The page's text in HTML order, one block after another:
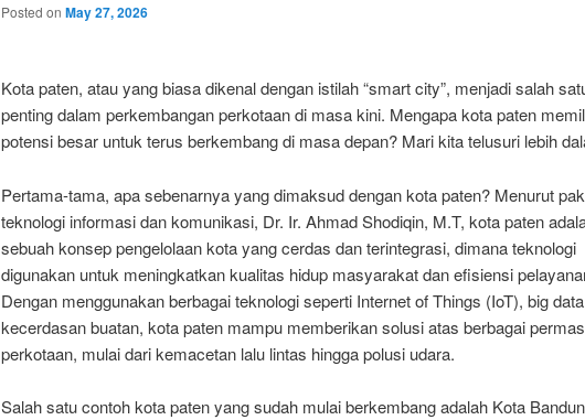
Posted on May 27, 2026
Kota paten, atau yang biasa dikenal dengan istilah “smart city”, menjadi salah
penting dalam perkembangan perkotaan di masa kini. Mengapa kota paten
potensi besar untuk terus berkembang di masa depan? Mari kita telusuri lebih
Pertama-tama, apa sebenarnya yang dimaksud dengan kota paten? Menurut
teknologi informasi dan komunikasi, Dr. Ir. Ahmad Shodiqin, M.T, kota paten
sebuah konsep pengelolaan kota yang cerdas dan terintegrasi, dimana teknologi
digunakan untuk meningkatkan kualitas hidup masyarakat dan efisiensi
Dengan menggunakan berbagai teknologi seperti Internet of Things (IoT), big
kecerdasan buatan, kota paten mampu memberikan solusi atas berbagai
perkotaan, mulai dari kemacetan lalu lintas hingga polusi udara.
Salah satu contoh kota paten yang sudah mulai berkembang adalah Kota